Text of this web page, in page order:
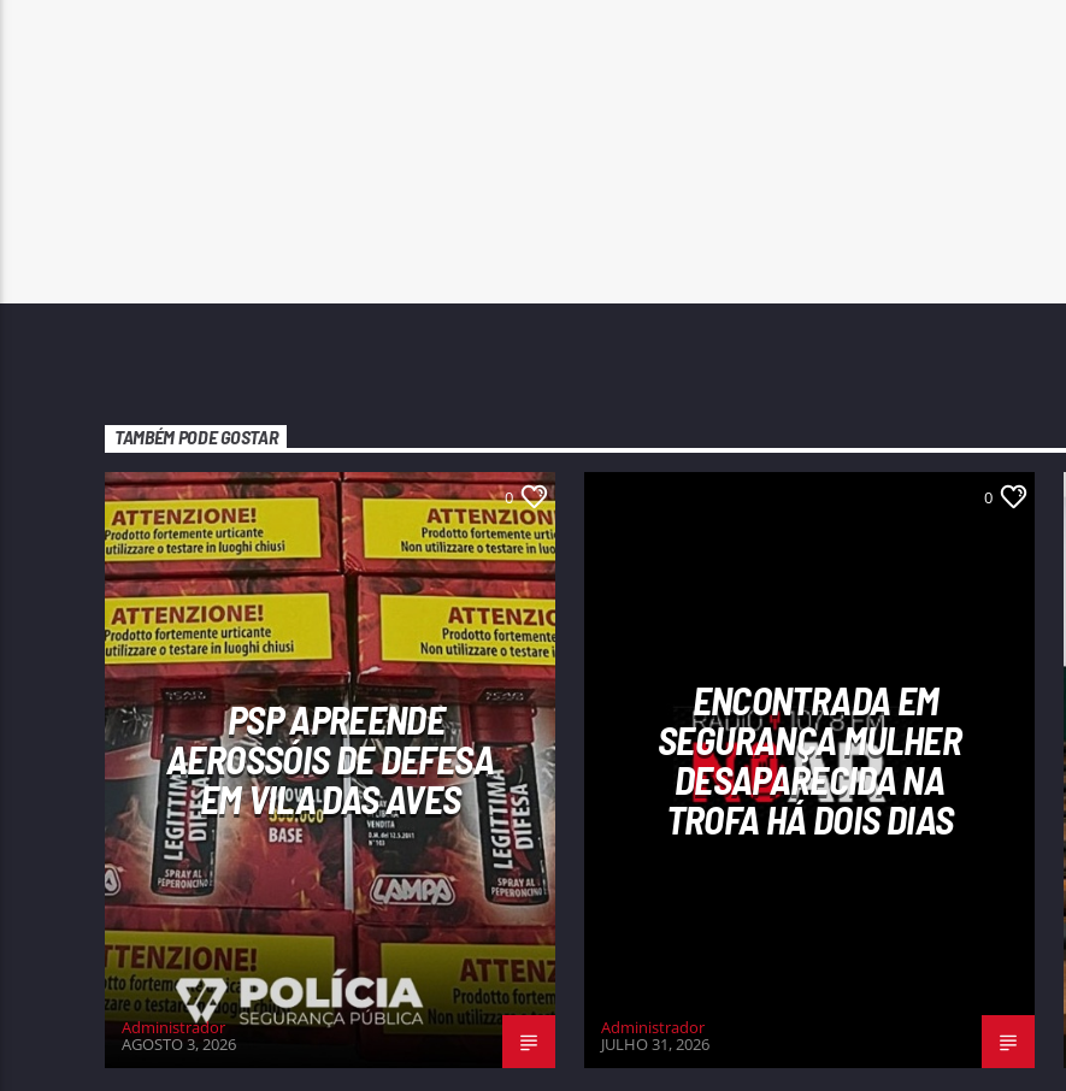
TAMBÉM PODE GOSTAR
0
PSP APREENDE
AEROSSÓIS DE DEFESA
EM VILA DAS AVES
Administrador
AGOSTO 3, 2026
0
ENCONTRADA EM
SEGURANÇA MULHER
DESAPARECIDA NA
TROFA HÁ DOIS DIAS
Administrador
JULHO 31, 2026